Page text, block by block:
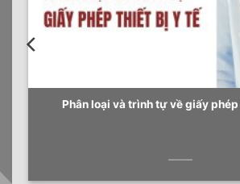
Phân loại và trình tự về giấy